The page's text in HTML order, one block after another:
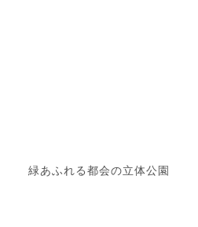
緑あふれる都会の立体公園